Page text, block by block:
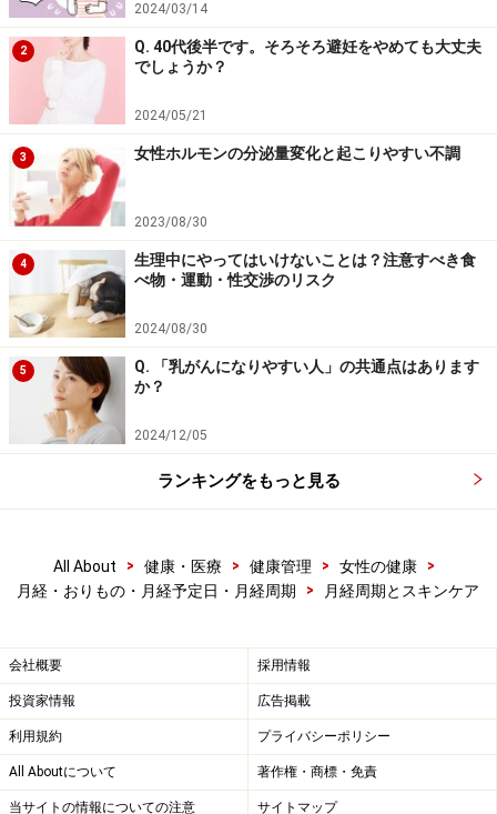
す。十分に水分を補給すると共に、この時期は全身がむ
くみやすくなるので、過剰な塩分やお酒は控えるように
するのがポイントです。
※記事内容は執筆時点のものです。最新の内容をご確認くださ
い。
※当サイトにおける医師・医療従事者等による情報の提供は、診
断・治療行為ではありません。診断・治療を必要とする方は、適
切な医療機関での受診をおすすめいたします。記事内容は執筆者
個人の見解によるものであり、全ての方への有効性を保証するも
のではありません。当サイトで提供する情報に基づいて被ったい
かなる損害についても、当社、各ガイド、その他当社と契約した
情報提供者は一切の責任を負いかねます。
免責事項
2024/03/14
2
Q. 40代後半です。そろそろ避妊をやめても大丈夫
でしょうか？
2024/05/21
3 女性ホルモンの分泌量変化と起こりやすい不調
2023/08/30
4
生理中にやってはいけないことは？注意すべき食
べ物・運動・性交渉のリスク
2024/08/30
5
Q. 「乳がんになりやすい人」の共通点はあります
か？
2024/12/05
ランキングをもっと見る
All About > 健康・医療 > 健康管理 > 女性の健康
>
月経・おりもの・月経予定日・月経周期
> 月経周期とスキンケア
会社概要 採用情報
投資家情報 広告掲載
利用規約 プライバシーポリシー
All Aboutについて 著作権・商標・免責
当サイトの情報についての注意 サイトマップ